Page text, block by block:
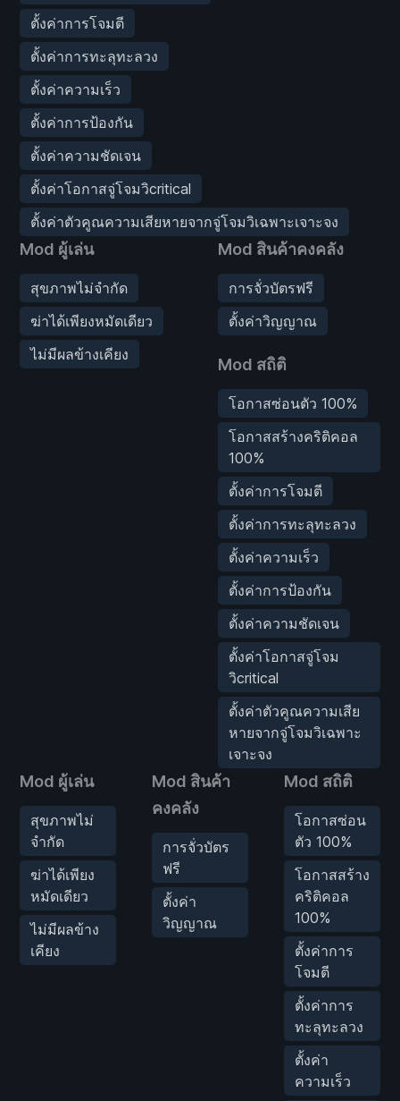
ตั้งค่าการโจมตี
ตั้งค่าการทะลุทะลวง
ตั้งค่าความเร็ว
ตั้งค่าการป้องกัน
ตั้งค่าความชัดเจน
ตั้งค่าโอกาสจู่โจมวิcritical
ตั้งค่าตัวคูณความเสียหายจากจู่โจมวิเฉพาะเจาะจง
Mod ผู้เล่น
สุขภาพไม่จำกัด
ฆ่าได้เพียงหมัดเดียว
ไม่มีผลข้างเคียง
Mod สินค้าคงคลัง
การจั่วบัตรฟรี
ตั้งค่าวิญญาณ
Mod สถิติ
โอกาสซ่อนตัว 100%
โอกาสสร้างคริติคอล
100%
ตั้งค่าการโจมตี
ตั้งค่าการทะลุทะลวง
ตั้งค่าความเร็ว
ตั้งค่าการป้องกัน
ตั้งค่าความชัดเจน
ตั้งค่าโอกาสจู่โจม
วิcritical
ตั้งค่าตัวคูณความเสีย
หายจากจู่โจมวิเฉพาะ
เจาะจง
Mod ผู้เล่น
สุขภาพไม่
จำกัด
ฆ่าได้เพียง
หมัดเดียว
ไม่มีผลข้าง
เคียง
Mod สินค้า
คงคลัง
การจั่วบัตร
ฟรี
ตั้งค่า
วิญญาณ
Mod สถิติ
โอกาสซ่อน
ตัว 100%
โอกาสสร้าง
คริติคอล
100%
ตั้งค่าการ
โจมตี
ตั้งค่าการ
ทะลุทะลวง
ตั้งค่า
ความเร็ว